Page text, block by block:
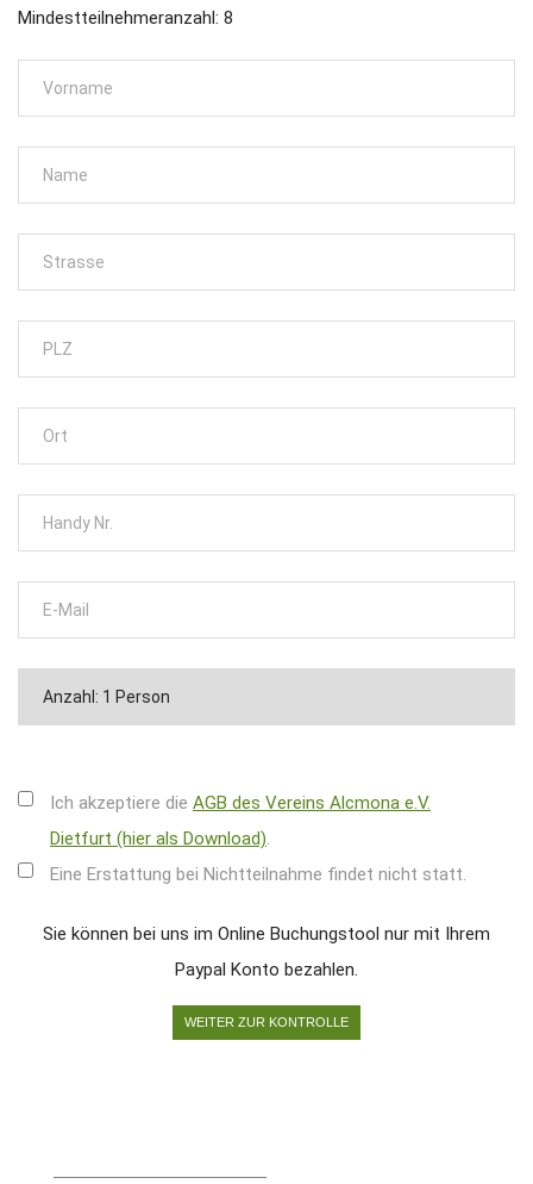
Mindestteilnehmeranzahl: 8
Ich akzeptiere die AGB des Vereins Alcmona e.V.
Dietfurt (hier als Download).
Eine Erstattung bei Nichtteilnahme findet nicht statt.
Sie können bei uns im Online Buchungstool nur mit Ihrem
Paypal Konto bezahlen.